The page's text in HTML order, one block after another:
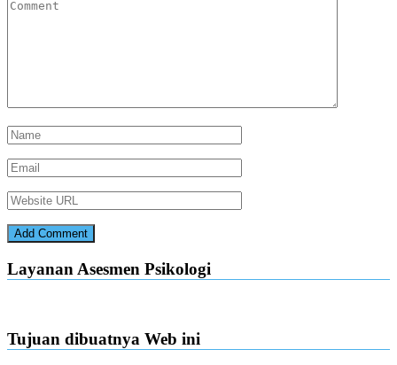
Layanan Asesmen Psikologi
Tujuan dibuatnya Web ini